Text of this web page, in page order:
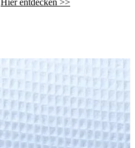
Hier entdecken >>